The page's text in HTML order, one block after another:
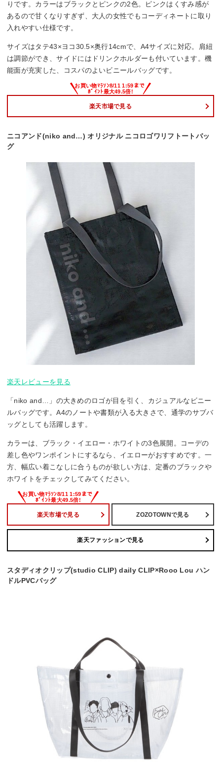
りです。カラーはブラックとピンクの2色。ピンクはくすみ感が
あるので甘くなりすぎず、大人の女性でもコーディネートに取り
入れやすい仕様です。
サイズはタテ43×ヨコ30.5×奥行14cmで、A4サイズに対応。肩紐
は調節ができ、サイドにはドリンクホルダーも付いています。機
能面が充実した、コスパのよいビニールバッグです。
楽天市場で見る
ニコアンド(niko and…) オリジナル ニコロゴワリフトートバッ
グ
楽天レビューを見る
「niko and…」の大きめのロゴが目を引く、カジュアルなビニー
ルバッグです。A4のノートや書類が入る大きさで、通学のサブバ
ッグとしても活躍します。
カラーは、ブラック・イエロー・ホワイトの3色展開。コーデの
差し色やワンポイントにするなら、イエローがおすすめです。一
方、幅広い着こなしに合うものが欲しい方は、定番のブラックや
ホワイトをチェックしてみてください。
楽天市場で見る ZOZOTOWNで見る
楽天ファッションで見る
スタディオクリップ(studio CLIP) daily CLIP×Rooo Lou ハン
ドルPVCバッグ